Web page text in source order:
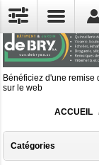
Bénéficiez d'une remise
sur le web
ACCUEIL
Catégories